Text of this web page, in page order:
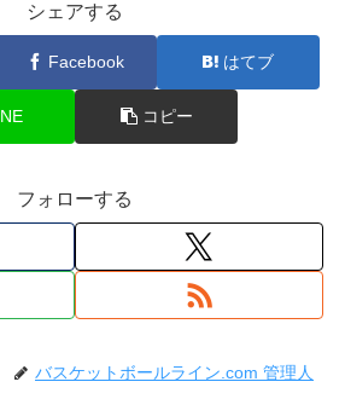
シェアする
Facebook はてブ
コピー
フォローする
バスケットボールライン.com 管理人